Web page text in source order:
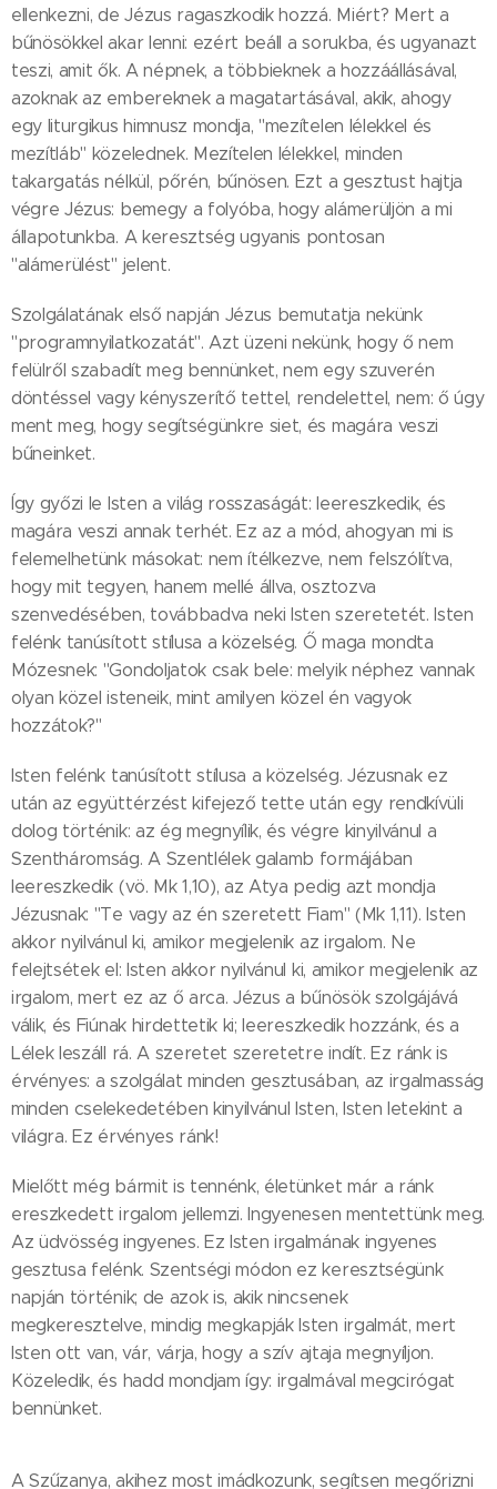
ellenkezni, de Jézus ragaszkodik hozzá. Miért? Mert a
bűnösökkel akar lenni: ezért beáll a sorukba, és ugyanazt
teszi, amit ők. A népnek, a többieknek a hozzáállásával,
azoknak az embereknek a magatartásával, akik, ahogy
egy liturgikus himnusz mondja, "mezítelen lélekkel és
mezítláb" közelednek. Mezítelen lélekkel, minden
takargatás nélkül, pőrén, bűnösen. Ezt a gesztust hajtja
végre Jézus: bemegy a folyóba, hogy alámerüljön a mi
állapotunkba. A keresztség ugyanis pontosan
"alámerülést" jelent.
Szolgálatának első napján Jézus bemutatja nekünk
"programnyilatkozatát". Azt üzeni nekünk, hogy ő nem
felülről szabadít meg bennünket, nem egy szuverén
döntéssel vagy kényszerítő tettel, rendelettel, nem: ő úgy
ment meg, hogy segítségünkre siet, és magára veszi
bűneinket.
Így győzi le Isten a világ rosszaságát: leereszkedik, és
magára veszi annak terhét. Ez az a mód, ahogyan mi is
felemelhetünk másokat: nem ítélkezve, nem felszólítva,
hogy mit tegyen, hanem mellé állva, osztozva
szenvedésében, továbbadva neki Isten szeretetét. Isten
felénk tanúsított stílusa a közelség. Ő maga mondta
Mózesnek: "Gondoljatok csak bele: melyik néphez vannak
olyan közel isteneik, mint amilyen közel én vagyok
hozzátok?"
Isten felénk tanúsított stílusa a közelség. Jézusnak ez
után az együttérzést kifejező tette után egy rendkívüli
dolog történik: az ég megnyílik, és végre kinyilvánul a
Szentháromság. A Szentlélek galamb formájában
leereszkedik (vö. Mk 1,10), az Atya pedig azt mondja
Jézusnak: "Te vagy az én szeretett Fiam" (Mk 1,11). Isten
akkor nyilvánul ki, amikor megjelenik az irgalom. Ne
felejtsétek el: Isten akkor nyilvánul ki, amikor megjelenik az
irgalom, mert ez az ő arca. Jézus a bűnösök szolgájává
válik, és Fiúnak hirdettetik ki; leereszkedik hozzánk, és a
Lélek leszáll rá. A szeretet szeretetre indít. Ez ránk is
érvényes: a szolgálat minden gesztusában, az irgalmasság
minden cselekedetében kinyilvánul Isten, Isten letekint a
világra. Ez érvényes ránk!
Mielőtt még bármit is tennénk, életünket már a ránk
ereszkedett irgalom jellemzi. Ingyenesen mentettünk meg.
Az üdvösség ingyenes. Ez Isten irgalmának ingyenes
gesztusa felénk. Szentségi módon ez keresztségünk
napján történik; de azok is, akik nincsenek
megkeresztelve, mindig megkapják Isten irgalmát, mert
Isten ott van, vár, várja, hogy a szív ajtaja megnyíljon.
Közeledik, és hadd mondjam így: irgalmával megcirógat
bennünket.
A Szűzanya, akihez most imádkozunk, segítsen megőrizni